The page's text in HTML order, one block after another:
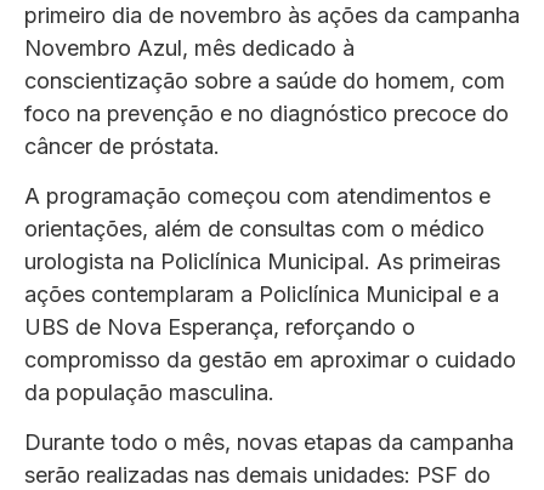
primeiro dia de novembro às ações da campanha
Novembro Azul, mês dedicado à
conscientização sobre a saúde do homem, com
foco na prevenção e no diagnóstico precoce do
câncer de próstata.
A programação começou com atendimentos e
orientações, além de consultas com o médico
urologista na Policlínica Municipal. As primeiras
ações contemplaram a Policlínica Municipal e a
UBS de Nova Esperança, reforçando o
compromisso da gestão em aproximar o cuidado
da população masculina.
Durante todo o mês, novas etapas da campanha
serão realizadas nas demais unidades: PSF do